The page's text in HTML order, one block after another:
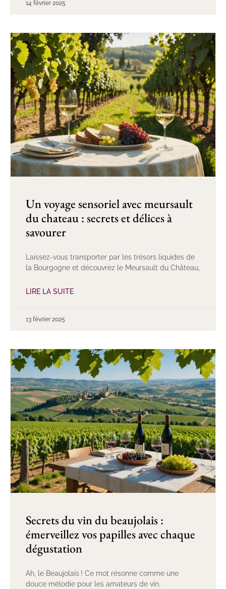
14 février 2025
Un voyage sensoriel avec meursault
du chateau : secrets et délices à
savourer
Laissez-vous transporter par les trésors liquides de
la Bourgogne et découvrez le Meursault du Château,
LIRE LA SUITE
13 février 2025
Secrets du vin du beaujolais :
émerveillez vos papilles avec chaque
dégustation
Ah, le Beaujolais ! Ce mot résonne comme une
douce mélodie pour les amateurs de vin.